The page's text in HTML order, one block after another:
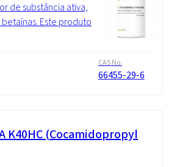
de substância ativa,
Este produto
CAS No.
66455-29-6
K40HC (Cocamidopropyl